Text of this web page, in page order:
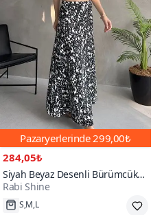
Pazaryerlerinde299,00₺
284,05₺
Siyah Beyaz Desenli Bürümcük
Maxi Kloş Etek
Rabi Shine
S,M,L